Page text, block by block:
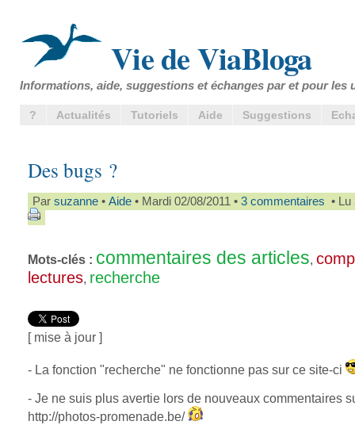
Vie de ViaBloga
Informations, aide, suggestions et échanges par et pour les
? Actualités Tutoriels Aide Suggestions
Des bugs ?
Par suzanne • Aide • Mardi 02/08/2011 • 3 commentaires •
Mots-clés : commentaires des articles,
lectures, recherche
[ mise à jour ]
- La fonction "recherche" ne fonctionne pas sur ce site-ci
- Je ne suis plus avertie lors de nouveaux commentaires
http://photos-promenade.be/